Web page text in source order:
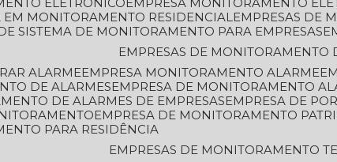
EM MONITORAMENTO RESIDENCIAL
EMPRESAS DE
SISTEMA DE MONITORAMENTO PARA EMPRESAS
EMPRESAS DE MONITORAMENTO
ALARME
EMPRESA MONITORAMENTO ALARME
DE ALARMES
EMPRESA DE MONITORAMENTO
DE ALARMES DE EMPRESAS
EMPRESA DE
EMPRESA DE MONITORAMENTO
PARA RESIDÊNCIA
EMPRESAS DE MONITORAMENTO